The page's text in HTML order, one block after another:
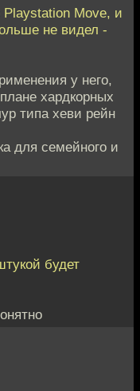
Playstation Move, и
не видел -
у него,
хардкорных
типа хеви рейн
для семейного и
будет